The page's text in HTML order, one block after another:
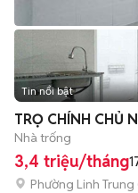
Tin nổi bật
TRỌ CHÍNH CHỦ
Nhà trống
3,4 triệu/tháng
Phường Linh